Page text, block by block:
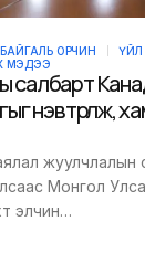
БАЙГАЛЬ ОРЧИН
ҮЙЛ
МЭДЭЭ
салбарт
нэвтрүүлж,
жуулчлалын
Монгол
элчин…